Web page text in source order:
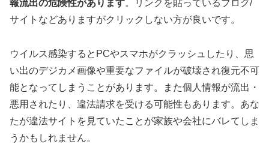
報流出の危険性があります。リンクを貼っているブログ/
サイトなどありますがクリックしない方が良いです。
ウイルス感染するとPCやスマホがクラッシュしたり、思
い出のデジカメ画像や重要なファイルが破壊され復元不可
能となってしまうことがあります。また個人情報が流出・
悪用されたり、違法請求を受ける可能性もあります。あな
たが違法サイトを見ていたことが家族や会社にバレてしま
うかもしれません。